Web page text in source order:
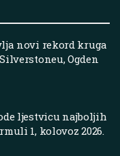
novi rekord kruga
Ogden
ljestvicu najboljih
1, kolovoz 2026.